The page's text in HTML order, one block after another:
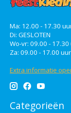
Ma: 12.00 - 17.30
Di: GESLOTEN
Wo-vr: 09.00 - 17.30
Za: 09.00 - 17.00 uur
Extra informatie
Categorieën